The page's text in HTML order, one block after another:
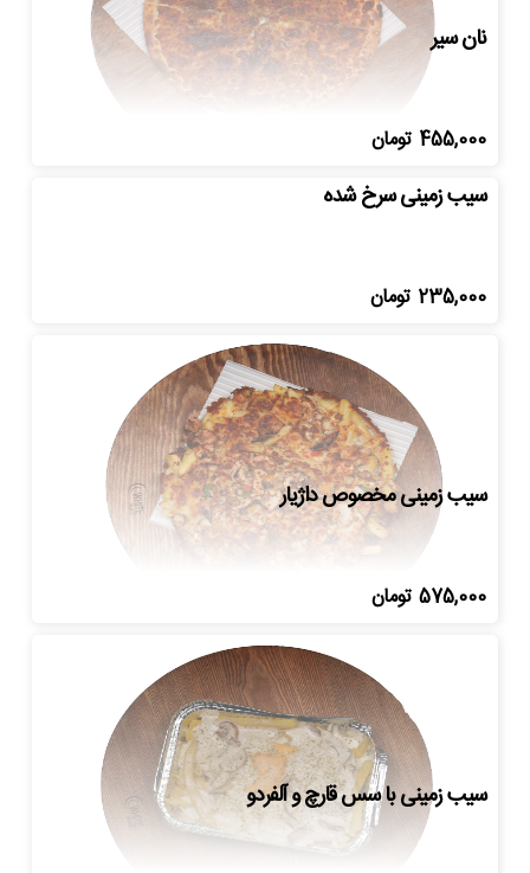
نان سیر
455,000 تومان
سیب زمینی سرخ شده
235,000 تومان
سیب زمینی مخصوص داژیار
575,000 تومان
سیب زمینی با سس قارچ و آلفردو